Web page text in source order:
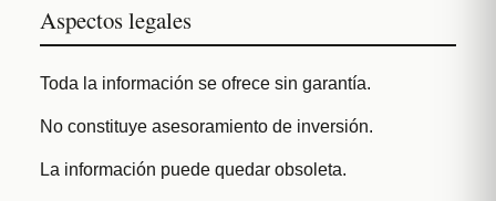
Aspectos legales
Toda la información se ofrece sin garantía.
No constituye asesoramiento de inversión.
La información puede quedar obsoleta.